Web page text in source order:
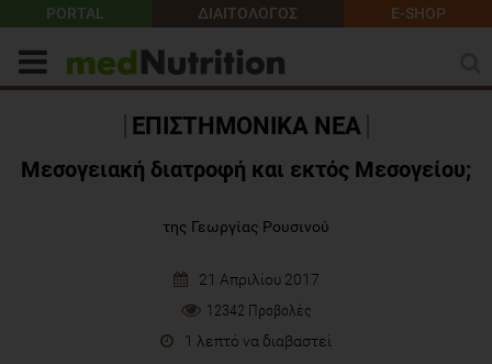
PORTAL ΔΙΑΙΤΟΛΟΓΟΣ E-SHOP
ΕΠΙΣΤΗΜΟΝΙΚΑ ΝΕΑ
Μεσογειακή διατροφή και εκτός Μεσογείου;
της Γεωργίας Ρουσινού
21 Απριλίου 2017
12342 Προβολές
1 λεπτό να διαβαστεί